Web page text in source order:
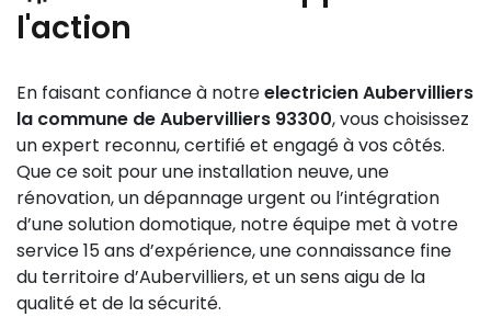
des fusibles qui grillent régulièrement. Ces
symptômes doivent vous alerter et nécessitent
commune de Aubervilliers 93300pour un
dépannage sécurisé.
électriques, prises et câbles, retirer les meubles
encombrants proches des zones d’intervention,
techniciens, et informer les occupants des coupures
temporaires d’électricité. Il est également utile de
faire un état des lieux précis avec l’électricien pour
définir les besoins et attentes avant le début des
travaux.
l'action
En faisant confiance à notreelectricien Aubervilliers
la commune de Aubervilliers 93300, vous choisissez
un expert reconnu, certifié et engagé à vos côtés.
Que ce soit pour une installation neuve, une
rénovation, un dépannage urgent ou l’intégration
d’une solution domotique, notre équipe met à votre
service 15 ans d’expérience, une connaissance fine
du territoire d’Aubervilliers, et un sens aigu de la
qualité et de la sécurité.